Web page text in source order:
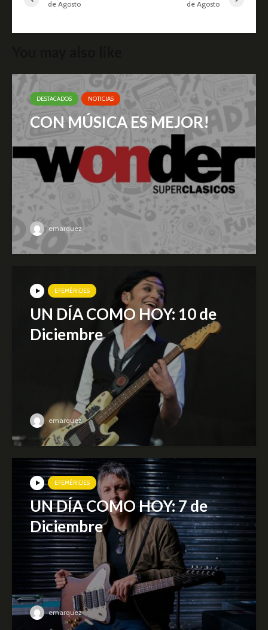
de Agosto
de Agosto
DESTACADOS NOTICIAS
CON MÚSICA ES MEJOR!
emarquez
EFEMÉRIDES
UN DÍA COMO HOY: 10 de
Diciembre
emarquez
EFEMÉRIDES
UN DÍA COMO HOY: 7 de
Diciembre
emarquez